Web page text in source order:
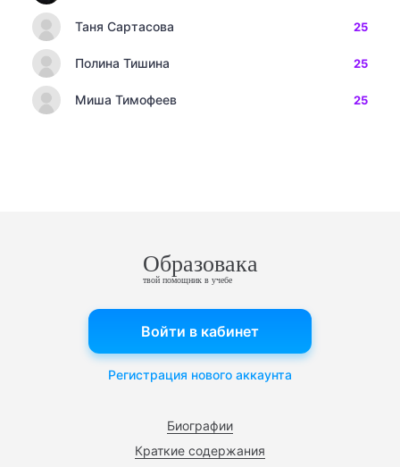
Таня Сартасова 25
Полина Тишина 25
Миша Тимофеев 25
Образовака
твой помощник в учебе
Биографии
Краткие содержания
Войти в кабинет
Регистрация нового аккаунта